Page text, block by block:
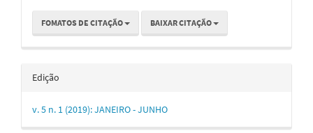
FOMATOS DE CITAÇÃO BAIXAR CITAÇÃO
Edição
v. 5 n. 1 (2019): JANEIRO - JUNHO